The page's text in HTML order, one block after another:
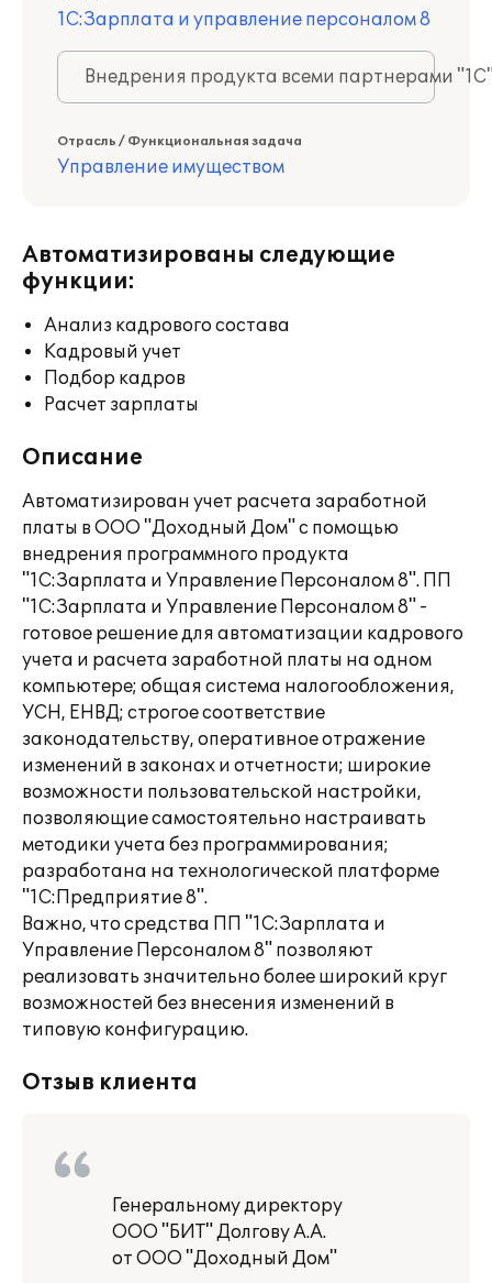
1С:Зарплата и управление персоналом 8
Внедрения продукта всеми партнерами
Отрасль / Функциональная задача
Управление имуществом
Автоматизированы следующие
функции:
Анализ кадрового состава
Кадровый учет
Подбор кадров
Расчет зарплаты
Описание
Автоматизирован учет расчета заработной
платы в ООО "Доходный Дом" с помощью
внедрения программного продукта
"1С:Зарплата и Управление Персоналом 8". ПП
"1С:Зарплата и Управление Персоналом 8" -
готовое решение для автоматизации кадрового
учета и расчета заработной платы на одном
компьютере; общая система налогообложения,
УСН, ЕНВД; строгое соответствие
законодательству, оперативное отражение
изменений в законах и отчетности; широкие
возможности пользовательской настройки,
позволяющие самостоятельно настраивать
методики учета без программирования;
разработана на технологической платформе
"1С:Предприятие 8".
Важно, что средства ПП "1С:Зарплата и
Управление Персоналом 8" позволяют
реализовать значительно более широкий круг
возможностей без внесения изменений в
типовую конфигурацию.
Отзыв клиента
Генеральному директору
ООО "БИТ" Долгову А.А.
от ООО "Доходный Дом"